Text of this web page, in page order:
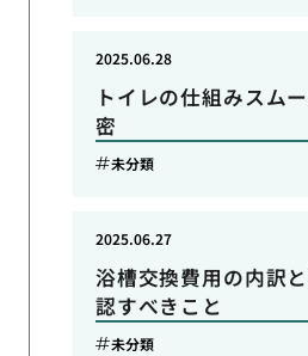
トイレの仕組みスム
密
2025.06.28
未分類
浴槽交換費用の内訳
認すべきこと
2025.06.27
未分類